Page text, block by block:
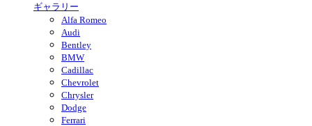
ギャラリー
Alfa Romeo
Audi
Bentley
BMW
Cadillac
Chevrolet
Chrysler
Dodge
Ferrari